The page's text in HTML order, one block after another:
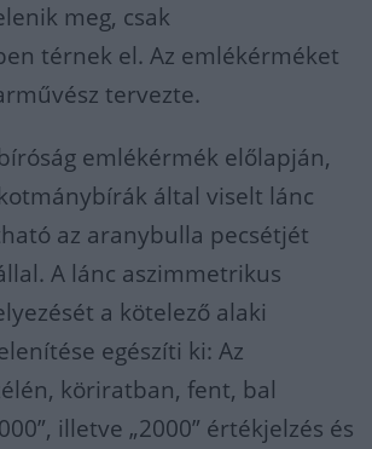
meg, csak
térnek el. Az emlékérméket
tervezte.
emlékérmék előlapján,
által viselt lánc
az aranybulla pecsétjét
A lánc aszimmetrikus
a kötelező alaki
egészíti ki: Az
köriratban, fent, bal
illetve „2000” értékjelzés és